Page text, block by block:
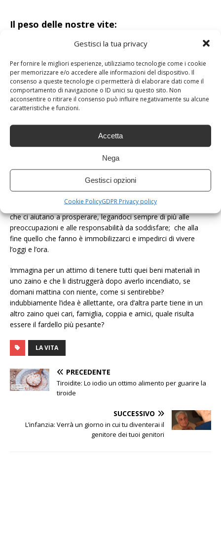
Gestisci la tua privacy
Per fornire le migliori esperienze, utilizziamo tecnologie come i cookie
per memorizzare e/o accedere alle informazioni del dispositivo. Il
consenso a queste tecnologie ci permetterà di elaborare dati come il
comportamento di navigazione o ID unici su questo sito. Non
acconsentire o ritirare il consenso può influire negativamente su alcune
caratteristiche e funzioni.
Accetta
Nega
Gestisci opzioni
Cookie PolicyGDPR Privacy policy
Il peso delle nostre vite:
Ogni giorno ci preoccupiamo delle cose materiali, avendo studi
preoccupazioni e alle responsabilità da soddisfare, che alla fine
quello che fanno è immobilizzarci e impedirci di vivere l’oggi e
l’ora.
Immagina per un attimo di tenere tutti quei beni materiali in
domani mattina con niente, come si sentirebbe?
indubbiamente l’idea è allettante, ora d’altra parte tiene in un
essere il fardello più pesante?
Il peso delle nostre vite:
Ogni giorno ci preoccupiamo delle cose materiali, avendo studi
che ci aiutano a prosperare, legandoci sempre di più alle
preoccupazioni e alle responsabilità da soddisfare; che alla
fine quello che fanno è immobilizzarci e impedirci di vivere
l’oggi e l’ora.
Immagina per un attimo di tenere tutti quei beni materiali in
uno zaino e che li distruggerà dopo averlo incendiato, se
domani mattina con niente, come si sentirebbe?
indubbiamente l’idea è allettante, ora d’altra parte tiene in un
altro zaino quei cari, famiglia, coppia e amici, quale risulta
essere il fardello più pesante?
LA VITA
PRECEDENTE
Tiroidite: Lo iodio un ottimo alimento per guarire la
tiroide
SUCCESSIVO
L’infanzia: Verrà un giorno in cui tu diventerai il
genitore dei tuoi genitori